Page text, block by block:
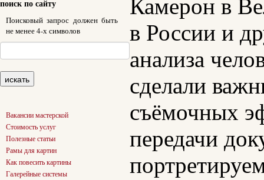
поиск по сайту
Поисковый запрос должен быть
не менее 4-х символов
Вакансии мастерской
Стоимость услуг
Полезные статьи
Рамы для картин
Как повесить картины
Галерейные системы
Камерон в
в России и
анализа
сделали
съёмочных
передачи